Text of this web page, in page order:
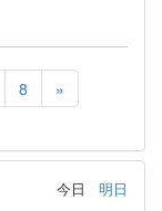
8 »
今日 明日